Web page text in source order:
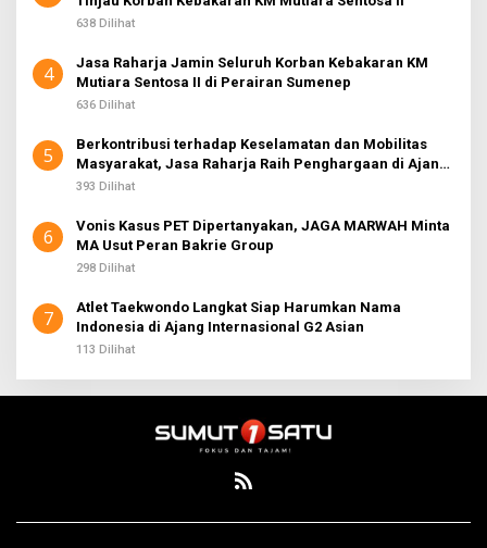
638 Dilihat
4
Jasa Raharja Jamin Seluruh Korban Kebakaran KM
Mutiara Sentosa II di Perairan Sumenep
636 Dilihat
5
Berkontribusi terhadap Keselamatan dan Mobilitas
Masyarakat, Jasa Raharja Raih Penghargaan di Ajang
Transportasi Indonesia Awards 2026
393 Dilihat
6
Vonis Kasus PET Dipertanyakan, JAGA MARWAH Minta
MA Usut Peran Bakrie Group
298 Dilihat
7
Atlet Taekwondo Langkat Siap Harumkan Nama
Indonesia di Ajang Internasional G2 Asian
113 Dilihat